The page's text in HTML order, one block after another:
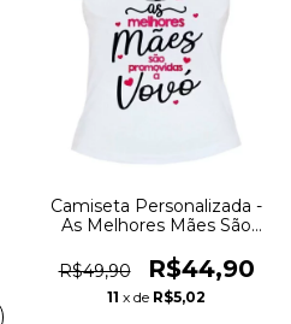
Camiseta Personalizada -
As Melhores Mães São
R$49,90
R$44,90
11 x de R$5,02